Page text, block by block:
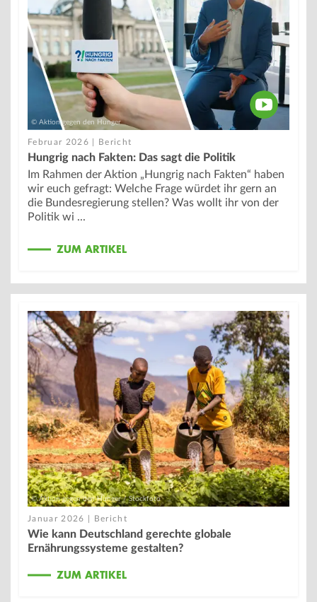
ZUM BEITRAG AUF
INSTAGRAM.
@aktiongegendenhunger
© Aktion gegen den Hunger
Februar 2026 | Bericht
Hungrig nach Fakten: Das sagt die Politik
Im Rahmen der Aktion „Hungrig nach Fakten“ haben
wir euch gefragt: Welche Frage würdet ihr gern an
die Bundesregierung stellen? Was wollt ihr von der
Politik wi ...
ZUM ARTIKEL
© Aktion gegen den Hunger / Stockfoto
Januar 2026 | Bericht
Wie kann Deutschland gerechte globale
Ernährungssysteme gestalten?
ZUM ARTIKEL